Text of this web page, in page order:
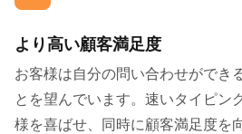
より高い顧客満足度
お客様は自分の問い合わせができ
とを望んでいます。速いタイピン
様を喜ばせ、同時に顧客満足度を